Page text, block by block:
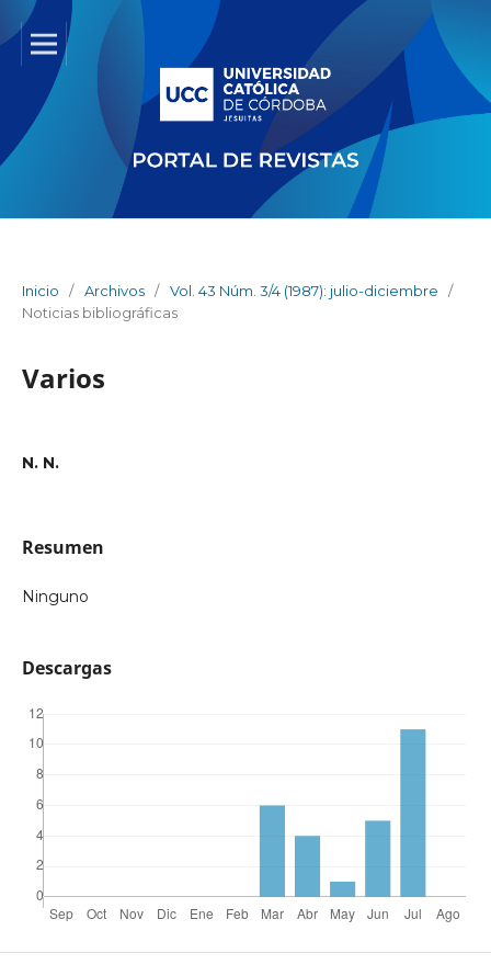
Inicio / Archivos / Vol. 43 Núm. 3/4 (1987): julio-diciembre
/
Noticias bibliográficas
Varios
N. N.
Resumen
Ninguno
Descargas